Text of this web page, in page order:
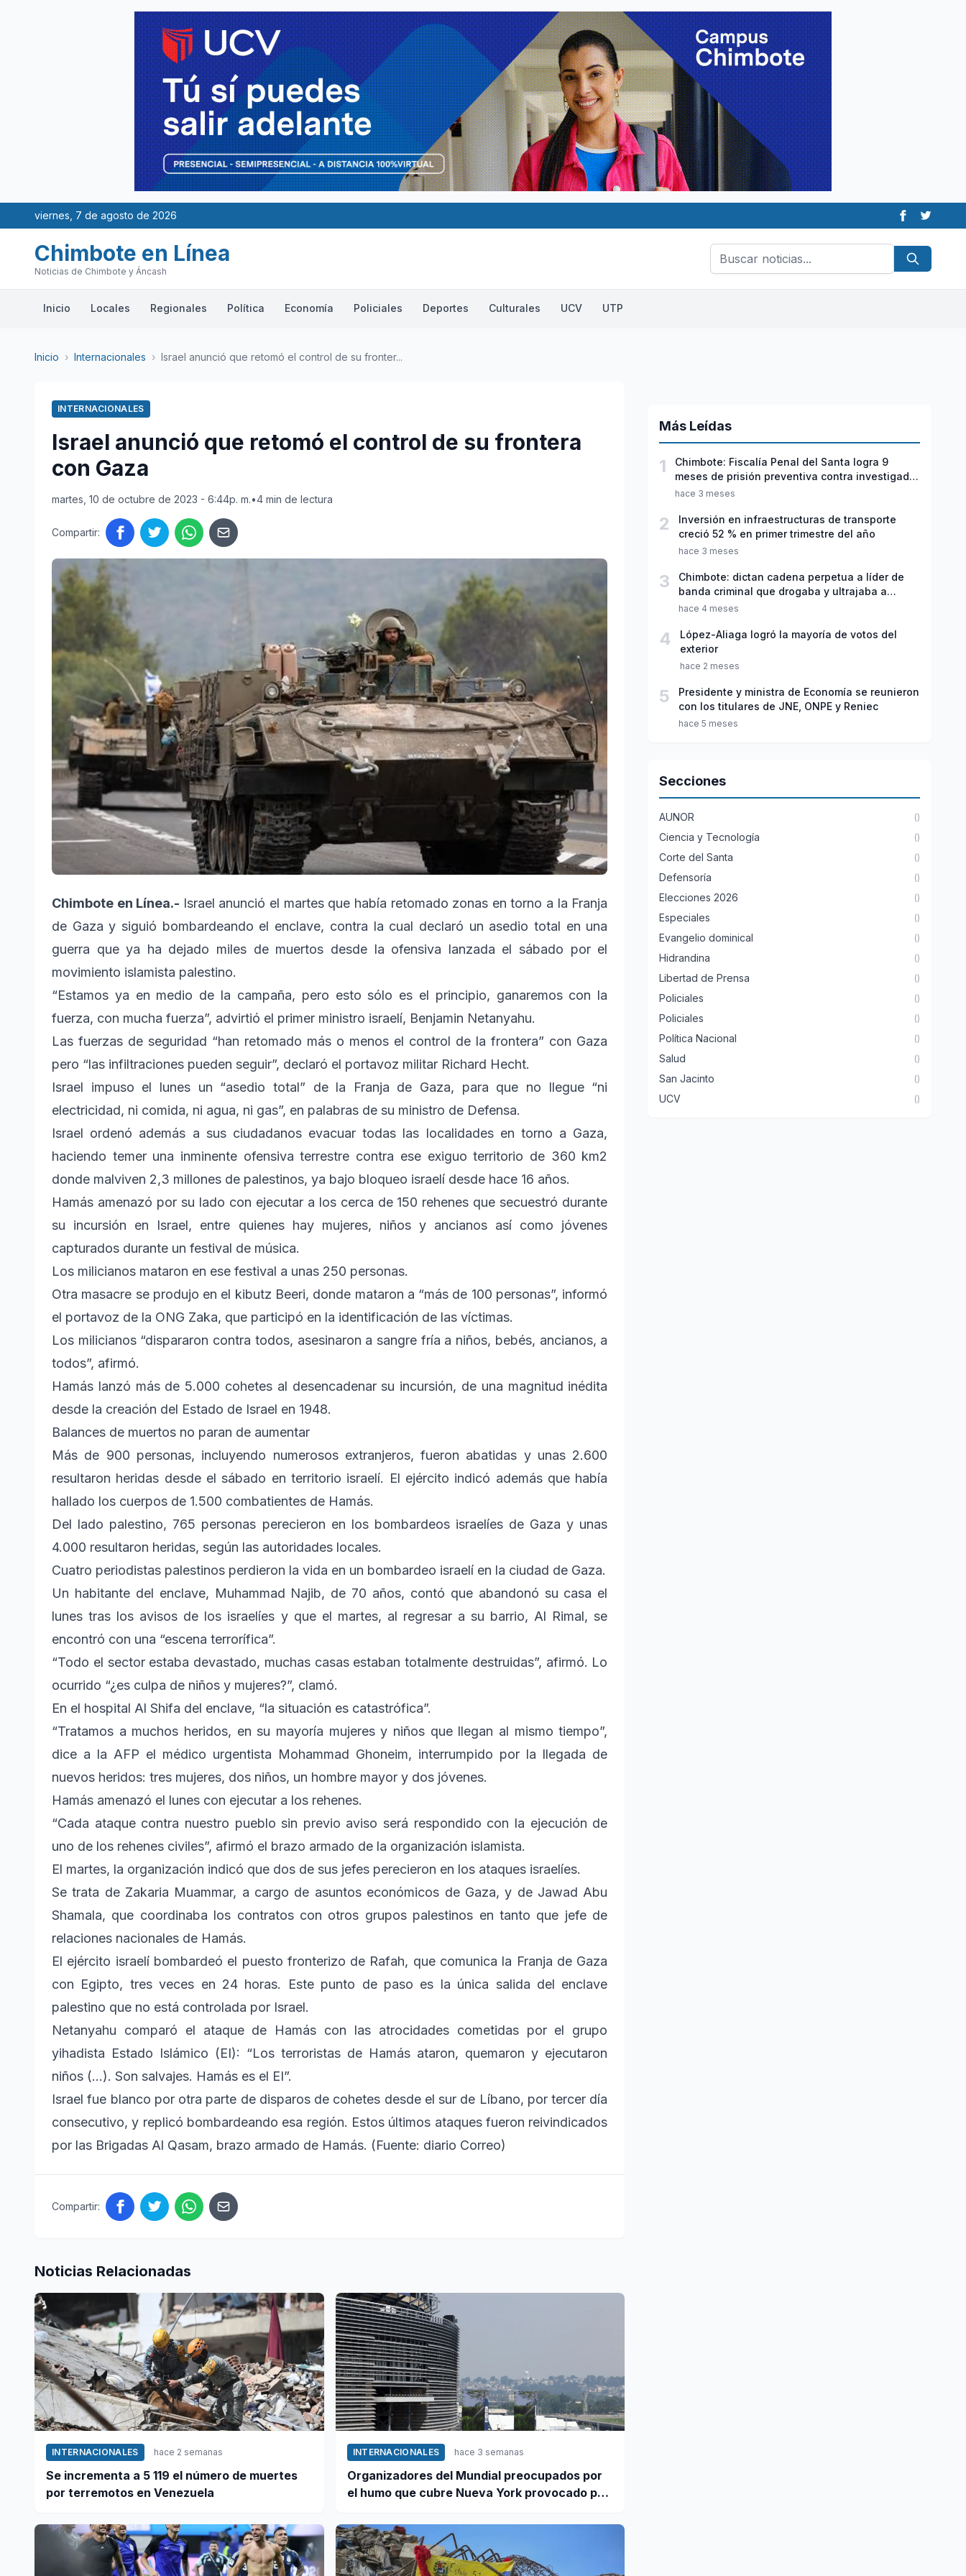
viernes, 7 de agosto de 2026
Chimbote en Línea
Noticias de Chimbote y Áncash
Inicio Locales Regionales Política Economía Policiales Deportes Culturales UCV UTP
Inicio › Internacionales › Israel anunció que retomó el control de su fronter...
INTERNACIONALES
Israel anunció que retomó el control de su frontera
con Gaza
martes, 10 de octubre de 2023 - 6:44p. m.•4 min de lectura
Compartir:
Chimbote en Línea.- Israel anunció el martes que había retomado zonas en torno a la Franja
de Gaza y siguió bombardeando el enclave, contra la cual declaró un asedio total en una
guerra que ya ha dejado miles de muertos desde la ofensiva lanzada el sábado por el
movimiento islamista palestino.
“Estamos ya en medio de la campaña, pero esto sólo es el principio, ganaremos con la
fuerza, con mucha fuerza”, advirtió el primer ministro israelí, Benjamin Netanyahu.
Las fuerzas de seguridad “han retomado más o menos el control de la frontera” con Gaza
pero “las infiltraciones pueden seguir”, declaró el portavoz militar Richard Hecht.
Israel impuso el lunes un “asedio total” de la Franja de Gaza, para que no llegue “ni
electricidad, ni comida, ni agua, ni gas”, en palabras de su ministro de Defensa.
Israel ordenó además a sus ciudadanos evacuar todas las localidades en torno a Gaza,
haciendo temer una inminente ofensiva terrestre contra ese exiguo territorio de 360 km2
donde malviven 2,3 millones de palestinos, ya bajo bloqueo israelí desde hace 16 años.
Hamás amenazó por su lado con ejecutar a los cerca de 150 rehenes que secuestró durante
su incursión en Israel, entre quienes hay mujeres, niños y ancianos así como jóvenes
capturados durante un festival de música.
Los milicianos mataron en ese festival a unas 250 personas.
Otra masacre se produjo en el kibutz Beeri, donde mataron a “más de 100 personas”, informó
el portavoz de la ONG Zaka, que participó en la identificación de las víctimas.
Los milicianos “dispararon contra todos, asesinaron a sangre fría a niños, bebés, ancianos, a
todos”, afirmó.
Hamás lanzó más de 5.000 cohetes al desencadenar su incursión, de una magnitud inédita
desde la creación del Estado de Israel en 1948.
Balances de muertos no paran de aumentar
Más de 900 personas, incluyendo numerosos extranjeros, fueron abatidas y unas 2.600
resultaron heridas desde el sábado en territorio israelí. El ejército indicó además que había
hallado los cuerpos de 1.500 combatientes de Hamás.
Del lado palestino, 765 personas perecieron en los bombardeos israelíes de Gaza y unas
4.000 resultaron heridas, según las autoridades locales.
Cuatro periodistas palestinos perdieron la vida en un bombardeo israelí en la ciudad de Gaza.
Un habitante del enclave, Muhammad Najib, de 70 años, contó que abandonó su casa el
lunes tras los avisos de los israelíes y que el martes, al regresar a su barrio, Al Rimal, se
encontró con una “escena terrorífica”.
“Todo el sector estaba devastado, muchas casas estaban totalmente destruidas”, afirmó. Lo
ocurrido “¿es culpa de niños y mujeres?”, clamó.
En el hospital Al Shifa del enclave, “la situación es catastrófica”.
“Tratamos a muchos heridos, en su mayoría mujeres y niños que llegan al mismo tiempo”,
dice a la AFP el médico urgentista Mohammad Ghoneim, interrumpido por la llegada de
nuevos heridos: tres mujeres, dos niños, un hombre mayor y dos jóvenes.
Hamás amenazó el lunes con ejecutar a los rehenes.
“Cada ataque contra nuestro pueblo sin previo aviso será respondido con la ejecución de
uno de los rehenes civiles”, afirmó el brazo armado de la organización islamista.
El martes, la organización indicó que dos de sus jefes perecieron en los ataques israelíes.
Se trata de Zakaria Muammar, a cargo de asuntos económicos de Gaza, y de Jawad Abu
Shamala, que coordinaba los contratos con otros grupos palestinos en tanto que jefe de
relaciones nacionales de Hamás.
El ejército israelí bombardeó el puesto fronterizo de Rafah, que comunica la Franja de Gaza
con Egipto, tres veces en 24 horas. Este punto de paso es la única salida del enclave
palestino que no está controlada por Israel.
Netanyahu comparó el ataque de Hamás con las atrocidades cometidas por el grupo
yihadista Estado Islámico (EI): “Los terroristas de Hamás ataron, quemaron y ejecutaron
niños (...). Son salvajes. Hamás es el EI”.
Israel fue blanco por otra parte de disparos de cohetes desde el sur de Líbano, por tercer día
consecutivo, y replicó bombardeando esa región. Estos últimos ataques fueron reivindicados
por las Brigadas Al Qasam, brazo armado de Hamás. (Fuente: diario Correo)
Compartir:
Noticias Relacionadas
INTERNACIONALES hace 2 semanas
Se incrementa a 5 119 el número de muertes
por terremotos en Venezuela
INTERNACIONALES hace 3 semanas
Organizadores del Mundial preocupados por
el humo que cubre Nueva York provocado por
Más Leídas
1
Chimbote: Fiscalía Penal del Santa logra 9
meses de prisión preventiva contra investigado
por violación sexual y tentativa de feminicidio
hace 3 meses
2
Inversión en infraestructuras de transporte
creció 52 % en primer trimestre del año
hace 3 meses
3
Chimbote: dictan cadena perpetua a líder de
banda criminal que drogaba y ultrajaba a
jóvenes
hace 4 meses
4
López-Aliaga logró la mayoría de votos del
exterior
hace 2 meses
5
Presidente y ministra de Economía se reunieron
con los titulares de JNE, ONPE y Reniec
hace 5 meses
Secciones
AUNOR ()
Ciencia y Tecnología ()
Corte del Santa ()
Defensoría ()
Elecciones 2026 ()
Especiales ()
Evangelio dominical ()
Hidrandina ()
Libertad de Prensa ()
Policiales ()
Policiales ()
Política Nacional ()
Salud ()
San Jacinto ()
UCV ()